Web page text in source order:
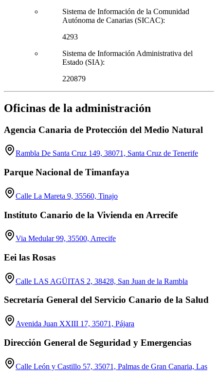
Sistema de Información de la Comunidad
Autónoma de Canarias (SICAC):
4293
Sistema de Información Administrativa del
Estado (SIA):
220879
Oficinas de la administración
Agencia Canaria de Protección del Medio Natural
Rambla De Santa Cruz 149, 38071, Santa Cruz de Tenerife
Parque Nacional de Timanfaya
Calle La Mareta 9, 35560, Tinajo
Instituto Canario de la Vivienda en Arrecife
Via Medular 99, 35500, Arrecife
Eei las Rosas
Calle LAS AGÜITAS 2, 38428, San Juan de la Rambla
Secretaría General del Servicio Canario de la Salud
Avenida Juan XXIII 17, 35071, Pájara
Dirección General de Seguridad y Emergencias
Calle León y Castillo 57, 35071, Palmas de Gran Canaria, Las